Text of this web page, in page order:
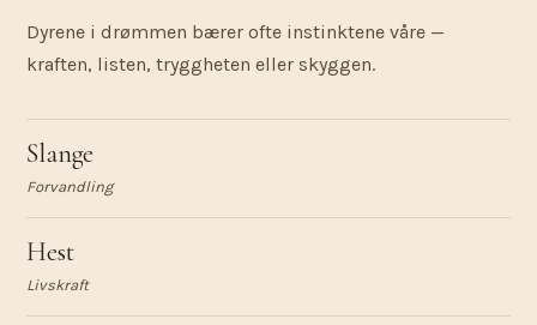
Dyrene i drømmen bærer ofte instinktene våre —
kraften, listen, tryggheten eller skyggen.
Slange
Forvandling
Hest
Livskraft